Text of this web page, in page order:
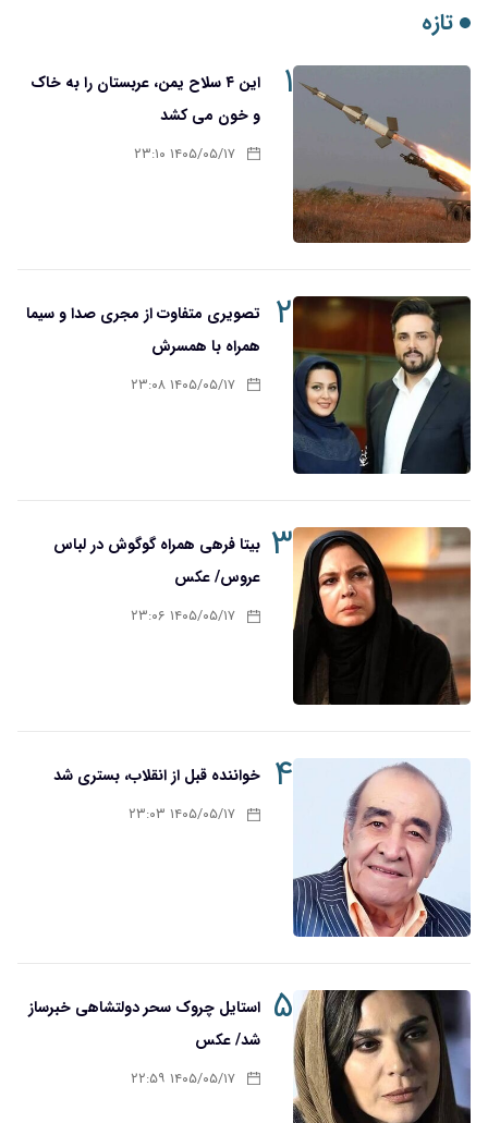
تازه
۱
این ۴ سلاح یمن، عربستان را به خاک
و خون می کشد
۱۴۰۵/۰۵/۱۷ ۲۳:۱۰
۲
تصویری متفاوت از مجری صدا و سیما
همراه با همسرش
۱۴۰۵/۰۵/۱۷ ۲۳:۰۸
۳ بیتا فرهی همراه گوگوش در لباس
عروس/ عکس
۱۴۰۵/۰۵/۱۷ ۲۳:۰۶
۴ خواننده قبل از انقلاب، بستری شد
۱۴۰۵/۰۵/۱۷ ۲۳:۰۳
۵ استایل چروک سحر دولتشاهی خبرساز
شد/ عکس
۱۴۰۵/۰۵/۱۷ ۲۲:۵۹